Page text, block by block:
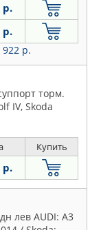
р.
р.
922 р.
торм.
IV, Skoda
Купить
р.
лев AUDI: A3